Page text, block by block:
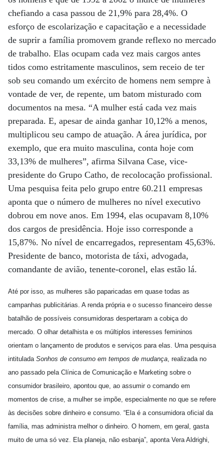
chefiando a casa passou de 21,9% para 28,4%. O
esforço de escolarização e capacitação e a necessidade
de suprir a família promovem grande reflexo no mercado
de trabalho. Elas ocupam cada vez mais cargos antes
tidos como estritamente masculinos, sem receio de ter
sob seu comando um exército de homens nem sempre à
vontade de ver, de repente, um batom misturado com
documentos na mesa. “A mulher está cada vez mais
preparada. E, apesar de ainda ganhar 10,12% a menos,
multiplicou seu campo de atuação. A área jurídica, por
exemplo, que era muito masculina, conta hoje com
33,13% de mulheres”, afirma Silvana Case, vice-
presidente do Grupo Catho, de recolocação profissional.
Uma pesquisa feita pelo grupo entre 60.211 empresas
aponta que o número de mulheres no nível executivo
dobrou em nove anos. Em 1994, elas ocupavam 8,10%
dos cargos de presidência. Hoje isso corresponde a
15,87%. No nível de encarregados, representam 45,63%.
Presidente de banco, motorista de táxi, advogada,
comandante de avião, tenente-coronel, elas estão lá.
Até por isso, as mulheres são paparicadas em quase todas as
campanhas publicitárias. A renda própria e o sucesso financeiro desse
batalhão de possíveis consumidoras despertaram a cobiça do
mercado. O olhar detalhista e os múltiplos interesses femininos
orientam o lançamento de produtos e serviços para elas. Uma pesquisa
intitulada Sonhos de consumo em tempos de mudança, realizada no
ano passado pela Clínica de Comunicação e Marketing sobre o
consumidor brasileiro, apontou que, ao assumir o comando em
momentos de crise, a mulher se impõe, especialmente no que se refere
às decisões sobre dinheiro e consumo. “Ela é a consumidora oficial da
família, mas administra melhor o dinheiro. O homem, em geral, gasta
muito de uma só vez. Ela planeja, não esbanja”, aponta Vera Aldrighi,